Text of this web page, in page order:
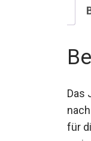
Das
für